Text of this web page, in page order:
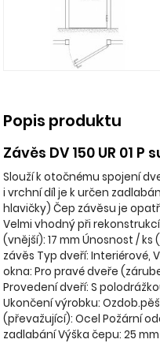
Popis produktu
Závěs DV 150 UR 01 P
Slouží k otočnému spojení
i vrchní díl je k určen
hlavičky) Čep závěsu je
Velmi vhodný při
(vnější): 17 mm Únosnost /
závěs Typ dveří: Interiérové,
okna: Pro pravé dveře
Provedení dveří: S
Ukončení výrobku:
(převažující): Ocel Požární
zadlabání Výška čepu: 25